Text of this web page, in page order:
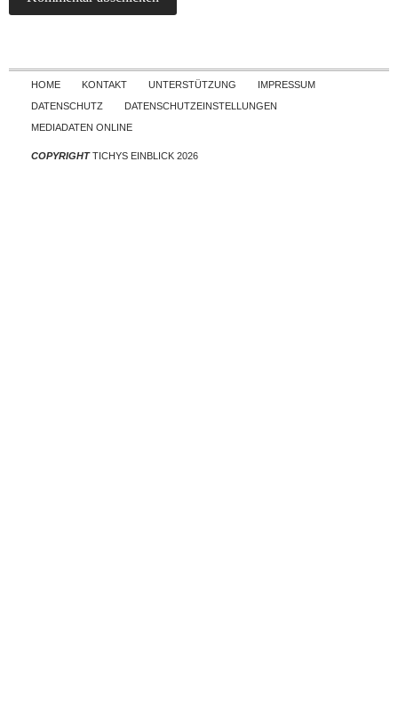
Skip to content
HOME KONTAKT UNTERSTÜTZUNG
IMPRESSUM
DATENSCHUTZ
DATENSCHUTZEINSTELLUNGEN
MEDIADATEN ONLINE
COPYRIGHTTICHYS EINBLICK 2026